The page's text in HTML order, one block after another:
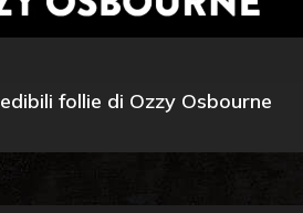
follie di Ozzy Osbourne